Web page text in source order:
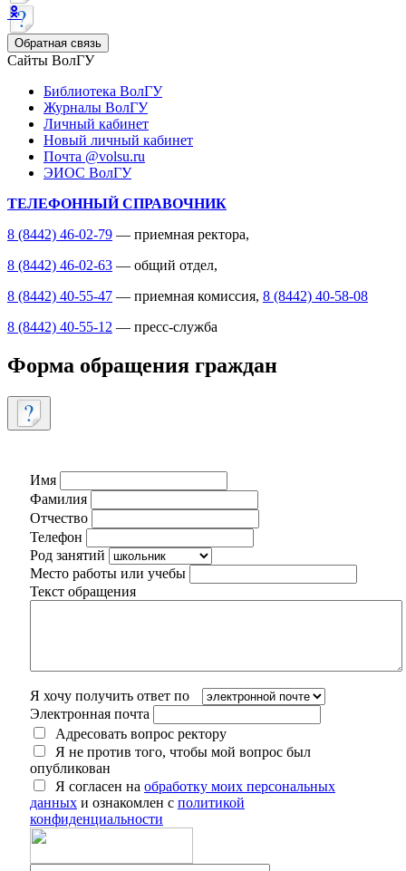
Обратная связь
Сайты ВолГУ
Библиотека ВолГУ
Журналы ВолГУ
Личный кабинет
Новый личный кабинет
Почта @volsu.ru
ЭИОС ВолГУ
ТЕЛЕФОННЫЙ СПРАВОЧНИК
8 (8442) 46-02-79 — приемная ректора,
8 (8442) 46-02-63 — общий отдел,
8 (8442) 40-55-47 — приемная комиссия, 8 (8442) 40-58-08
8 (8442) 40-55-12 — пресс-служба
Форма обращения граждан
Имя
Фамилия
Отчество
Телефон
Род занятий
Место работы или учебы
Текст обращения
Я хочу получить ответ по
Электронная почта
Адресовать вопрос ректору
Я не против того, чтобы мой вопрос был
опубликован
Я согласен на обработку моих персональных
данных и ознакомлен с политикой
конфиденциальности